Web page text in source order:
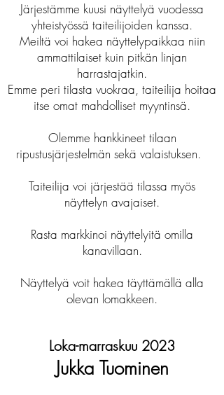
Järjestämme kuusi näyttelyä vuodessa
yhteistyössä taiteilijoiden kanssa.
Meiltä voi hakea näyttelypaikkaa niin
ammattilaiset kuin pitkän linjan
harrastajatkin.
Emme peri tilasta vuokraa, taiteilija hoitaa
itse omat mahdolliset myyntinsä.
Olemme hankkineet tilaan
ripustusjärjestelmän sekä valaistuksen.
Taiteilija voi järjestää tilassa myös
näyttelyn avajaiset.
Rasta markkinoi näyttelyitä omilla
kanavillaan.
Näyttelyä voit hakea täyttämällä alla
olevan lomakkeen.
Loka-marraskuu 2023
Jukka Tuominen